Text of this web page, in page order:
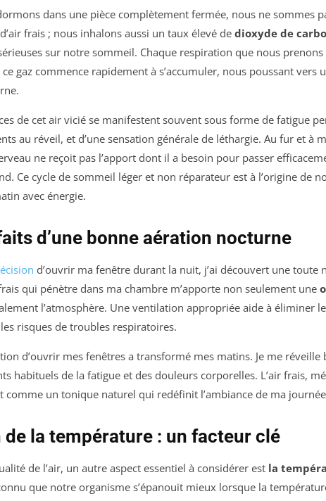
dans une pièce complètement fermée, nous ne sommes
frais ; nous inhalons aussi un taux élevé de dioxyde de
sur notre sommeil. Chaque respiration que nous
ce gaz commence rapidement à s’accumuler, nous poussant vers
de cet air vicié se manifestent souvent sous forme de fatigue
au réveil, et d’une sensation générale de léthargie. Au fur et à
ne reçoit pas l’apport dont il a besoin pour passer
Ce cycle de sommeil léger et non réparateur est à l’origine de
avec énergie.
d’une bonne aération nocturne
d’ouvrir ma fenêtre durant la nuit, j’ai découvert une toute
qui pénètre dans ma chambre m’apporte non seulement une
l’atmosphère. Une ventilation appropriée aide à éliminer
risques de troubles respiratoires.
d’ouvrir mes fenêtres a transformé mes matins. Je me réveille
habituels de la fatigue et des douleurs corporelles. L’air frais,
comme un tonique naturel qui redéfinit l’ambiance de ma
de la température : un facteur clé
de l’air, un autre aspect essentiel à considérer est la
que notre organisme s’épanouit mieux lorsque la